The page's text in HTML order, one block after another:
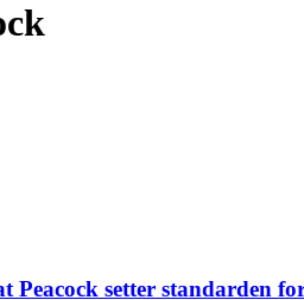
Peacock setter standarden